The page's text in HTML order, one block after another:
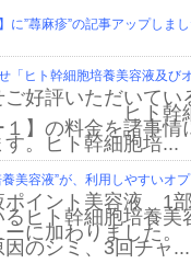
に”蕁麻疹”の記事アップしま
「ヒト幹細胞培養美容液及び
好評いただいてい
ト幹細胞
】の料金を諸事情
。ヒト幹細胞培...
美容液”が、利用しやすいオ
ポイント美容液 1
ヒト幹細胞培養美
に加わりました。
のシミ、3回チャ...